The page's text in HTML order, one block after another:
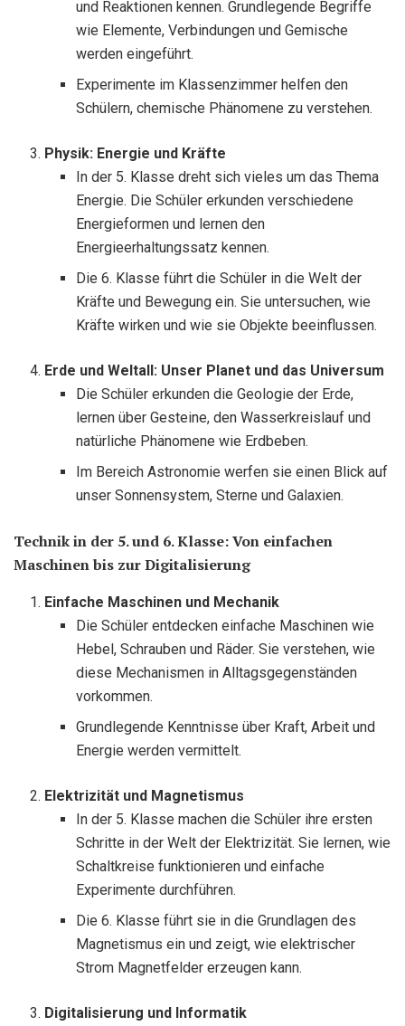
und Reaktionen kennen. Grundlegende Begriffe
wie Elemente, Verbindungen und Gemische
werden eingeführt.
Experimente im Klassenzimmer helfen den
Schülern, chemische Phänomene zu verstehen.
Physik: Energie und Kräfte
In der 5. Klasse dreht sich vieles um das Thema
Energie. Die Schüler erkunden verschiedene
Energieformen und lernen den
Energieerhaltungssatz kennen.
Die 6. Klasse führt die Schüler in die Welt der
Kräfte und Bewegung ein. Sie untersuchen, wie
Kräfte wirken und wie sie Objekte beeinflussen.
Erde und Weltall: Unser Planet und das Universum
Die Schüler erkunden die Geologie der Erde,
lernen über Gesteine, den Wasserkreislauf und
natürliche Phänomene wie Erdbeben.
Im Bereich Astronomie werfen sie einen Blick auf
unser Sonnensystem, Sterne und Galaxien.
Technik in der 5. und 6. Klasse: Von einfachen
Maschinen bis zur Digitalisierung
Einfache Maschinen und Mechanik
Die Schüler entdecken einfache Maschinen wie
Hebel, Schrauben und Räder. Sie verstehen, wie
diese Mechanismen in Alltagsgegenständen
vorkommen.
Grundlegende Kenntnisse über Kraft, Arbeit und
Energie werden vermittelt.
Elektrizität und Magnetismus
In der 5. Klasse machen die Schüler ihre ersten
Schritte in der Welt der Elektrizität. Sie lernen, wie
Schaltkreise funktionieren und einfache
Experimente durchführen.
Die 6. Klasse führt sie in die Grundlagen des
Magnetismus ein und zeigt, wie elektrischer
Strom Magnetfelder erzeugen kann.
Digitalisierung und Informatik